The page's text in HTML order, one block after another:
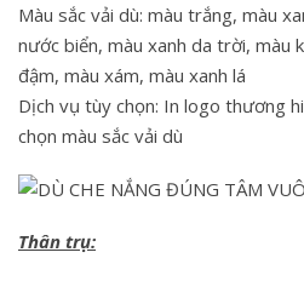
Màu sắc vải dù: màu trắng, màu
nước biển, màu xanh da trời, màu
đậm, màu xám, màu xanh lá
Dịch vụ tùy chọn: In logo thương
chọn màu sắc vải dù
Thân trụ: